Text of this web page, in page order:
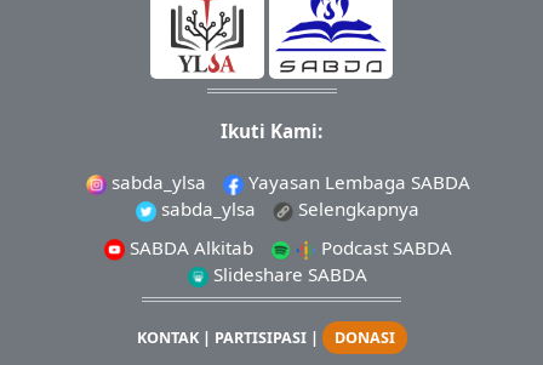
Ikuti Kami:
sabda_ylsa
Yayasan Lembaga SABDA
sabda_ylsa
Selengkapnya
SABDA Alkitab
Podcast SABDA
Slideshare SABDA
KONTAK| PARTISIPASI| DONASI